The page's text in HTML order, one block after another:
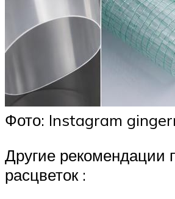
Фото: Instagram
Другие рекомендации
расцветок :